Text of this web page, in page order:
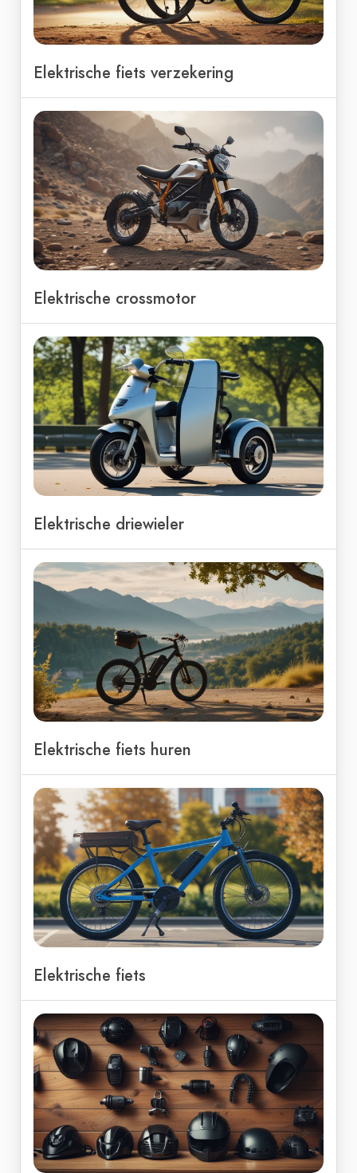
Elektrische fiets verzekering
Elektrische crossmotor
Elektrische driewieler
Elektrische fiets huren
Elektrische fiets